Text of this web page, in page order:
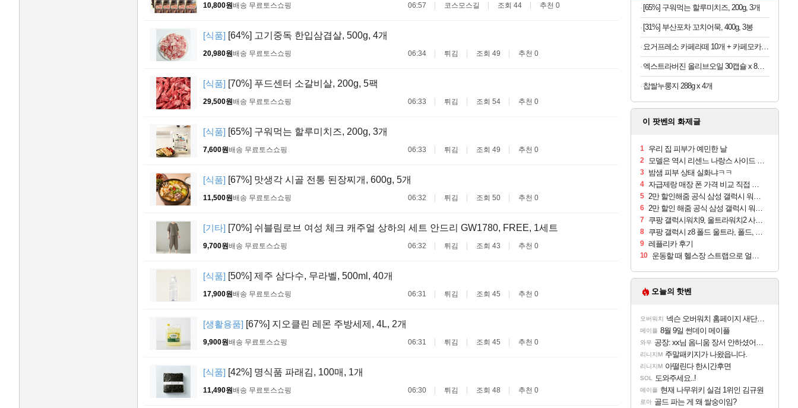
10,800원배송 무료 토스쇼핑 06:57 코스모스길 조회 44 추천 0
[식품] [64%] 고기중독 한입삼겹살, 500g, 4개
20,980원배송 무료 토스쇼핑 06:34 튀김 조회 49 추천 0
[식품] [70%] 푸드센터 소갈비살, 200g, 5팩
29,500원배송 무료 토스쇼핑 06:33 튀김 조회 54 추천 0
[식품] [65%] 구워먹는 할루미치즈, 200g, 3개
7,600원배송 무료 토스쇼핑 06:33 튀김 조회 49 추천 0
[식품] [67%] 맛생각 시골 전통 된장찌개, 600g, 5개
11,500원배송 무료 토스쇼핑 06:32 튀김 조회 50 추천 0
[기타] [70%] 쉬블림로브 여성 체크 캐주얼 상하의 세트 안드리 GW1780, FREE, 1세트
9,700원배송 무료 토스쇼핑 06:32 튀김 조회 43 추천 0
[식품] [50%] 제주 삼다수, 무라벨, 500ml, 40개
17,900원배송 무료 토스쇼핑 06:31 튀김 조회 45 추천 0
[생활용품] [67%] 지오클린 레몬 주방세제, 4L, 2개
9,900원배송 무료 토스쇼핑 06:31 튀김 조회 45 추천 0
[식품] [42%] 명식품 파래김, 100매, 1개
11,490원배송 무료 토스쇼핑 06:30 튀김 조회 48 추천 0
[65%] 구워먹는 할루미치즈, 200g, 3개
[31%] 부산포차 꼬치어묵, 400g, 3봉
요거프레소 카페라떼 10개 + 카페모카 10개
엑스트라버진 올리브오일 30캡슐 x 8박스
찹쌀누룽지 288g x 4개
이 팟벤의 화제글
1 우리 집 피부가 예민한 날
2 모델은 역시 리센느 나랑스 사이드 1.25L 1박스
3 밤샘 피부 상태 실화냐ㅋㅋ
4 자급제랑 매장 폰 가격 비교 직접 안가도 되네요
5 2만 할인해줌 공식 삼성 갤럭시 워치9 크림, 40mm, 블루투스
6 2만 할인 해줌 공식 삼성 갤럭시 워치9 실버, 44mm, 블루투스
7 쿠팡 갤럭시워치9, 울트라워치2 사전구매 혜택 받아보세요
8 쿠팡 갤럭시 z8 폴드 울트라, 폴드, 플립 사전예약
9 레플리카 후기
10 운동할 때 헬스장 스트랩으로 얼굴 만졌다가 볼 뒤집어짐
오늘의 핫벤
오버워치 넥슨 오버워치 홈페이지 새단장!!
메이플 8월 9일 썬데이 메이플
와우 공장: xx님 옴니움 장서 안하셨어요?
리니지M 주말패키지가 나왔읍니다.
리니지M 아떨린다 한시간후면
SOL 도와주세요..!
메이플 현재 나무위키 실검 1위인 김규원
로아 골드 파는 게 왜 쌀숭이임?